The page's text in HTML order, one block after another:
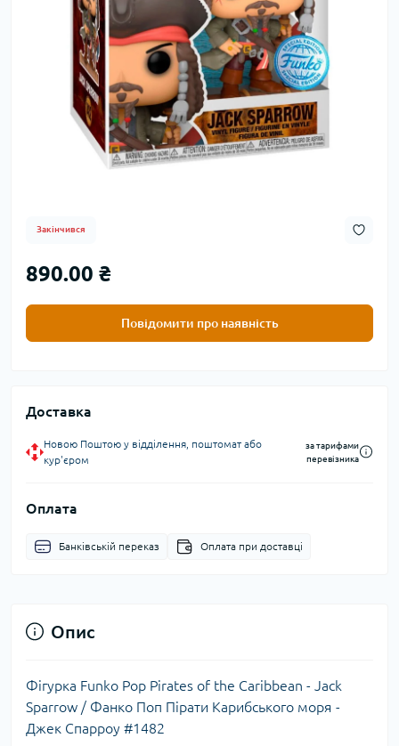
Закінчився
890.00 ₴
Повідомити про наявність
Доставка
Новою Поштою у відділення, поштомат або
кур'єром
за тарифами
перевізника
Оплата
Банківській переказ Оплата при доставці
Опис
Фігурка Funko Pop Pirates of the Caribbean - Jack
Sparrow / Фанко Поп Пірати Карибського моря -
Джек Спарроу #1482